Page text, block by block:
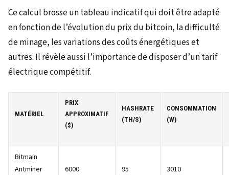
Ce calcul brosse un tableau indicatif qui doit être adapté
en fonction de l’évolution du prix du bitcoin, la difficulté
de minage, les variations des coûts énergétiques et
autres. Il révèle aussi l’importance de disposer d’un tarif
électrique compétitif.
MATÉRIEL
PRIX
APPROXIMATIF
($)
HASHRATE
(TH/S)
CONSOMMATION
(W)
Bitmain
Antminer
6000 95 3010